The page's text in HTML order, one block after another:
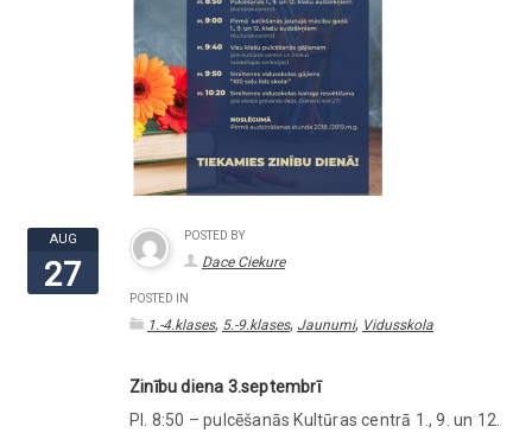
AUG
27
POSTED BY
Dace Ciekure
POSTED IN
1.-4.klases, 5.-9.klases, Jaunumi, Vidusskola
Zinību diena 3.septembrī
Pl. 8:50 – pulcēšanās Kultūras centrā 1., 9. un 12.